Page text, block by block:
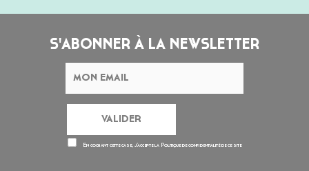
S'ABONNER À LA NEWSLETTER
En cochant cette case, j’accepte la Politique de confidentialitéde ce site